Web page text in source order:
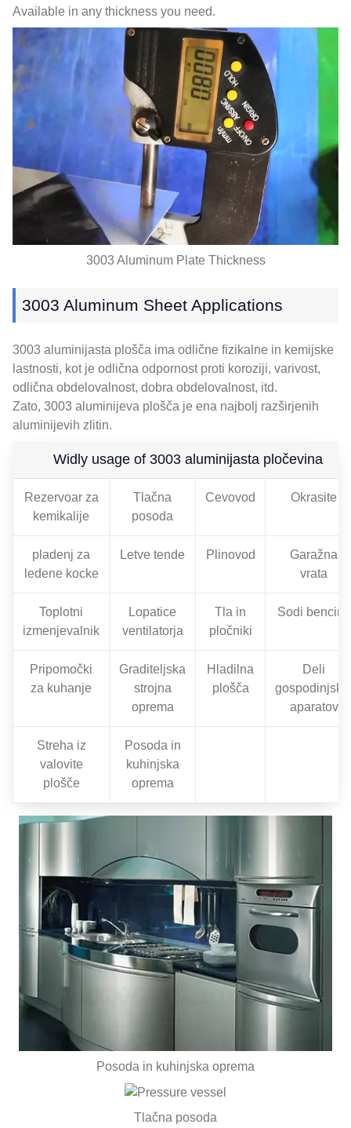
Available in any thickness you need.
3003 Aluminum Plate Thickness
3003 Aluminum Sheet Applications
3003 aluminijasta plošča ima odlične fizikalne in kemijske
lastnosti, kot je odlična odpornost proti koroziji, varivost,
odlična obdelovalnost, dobra obdelovalnost, itd.
Zato, 3003 aluminijeva plošča je ena najbolj razširjenih
aluminijevih zlitin.
Widly usage of3003 aluminijasta pločevina
Rezervoar za
kemikalije
Tlačna
posoda
Cevovod Okrasite
pladenj za
ledene kocke
Letve tende Plinovod
Garažna
vrata
Toplotni
izmenjevalnik
Lopatice
ventilatorja
Tla in
pločniki
Sodi bencina
Pripomočki
za kuhanje
Graditeljska
strojna
oprema
Hladilna
plošča
Deli
aparatov
Streha iz
valovite
plošče
Posoda in
kuhinjska
oprema
Posoda in kuhinjska oprema
Tlačna posoda